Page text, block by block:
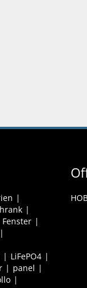
Fenster
LiFePO4
panel